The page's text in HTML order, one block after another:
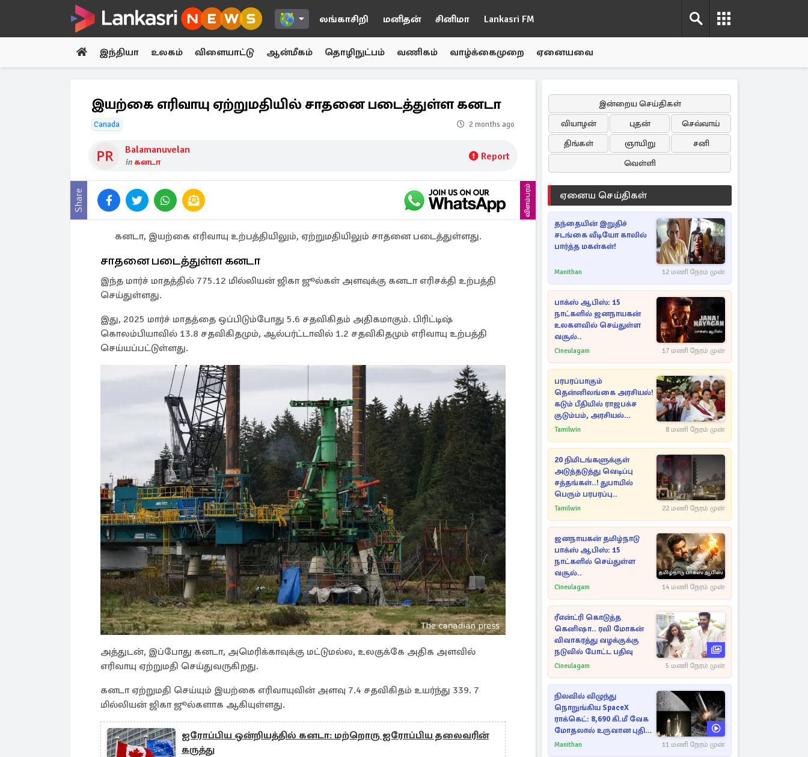
லங்காசிறி மனிதன் சினிமா Lankasri FM
இந்தியா உலகம் விளையாட்டு ஆன்மீகம் தொழிநுட்பம் வணிகம் வாழ்க்கைமுறை ஏனையவை
இயற்கை எரிவாயு ஏற்றுமதியில் சாதனை படைத்துள்ள கனடா
Canada 2 months ago
Balamanuvelan
in கனடா Report
Share விளம்பரம்
கனடா, இயற்கை எரிவாயு உற்பத்தியிலும், ஏற்றுமதியிலும் சாதனை படைத்துள்ளது.
சாதனை படைத்துள்ள கனடா
இந்த மார்ச் மாதத்தில் 775.12 மில்லியன் ஜிகா ஜூல்கள் அளவுக்கு கனடா எரிசக்தி உற்பத்தி
செய்துள்ளது.
இது, 2025 மார்ச் மாதத்தை ஒப்பிடும்போது 5.6 சதவிகிதம் அதிகமாகும். பிரிட்டிஷ்
கொலம்பியாவில் 13.8 சதவிகிதமும், ஆல்பர்ட்டாவில் 1.2 சதவிகிதமும் எரிவாயு உற்பத்தி
செய்யப்பட்டுள்ளது.
அத்துடன், இப்போது கனடா, அமெரிக்காவுக்கு மட்டுமல்ல, உலகுக்கே அதிக அளவில்
எரிவாயு ஏற்றுமதி செய்துவருகிறது.
கனடா ஏற்றுமதி செய்யும் இயற்கை எரிவாயுவின் அளவு 7.4 சதவிகிதம் உயர்ந்து 339. 7
மில்லியன் ஜிகா ஜூல்களாக ஆகியுள்ளது.
ஐரோப்பிய ஒன்றியத்தில் கனடா: மற்றொரு ஐரோப்பிய தலைவரின்
கருத்து
இன்றைய செய்திகள்
வியாழன்
புதன்
செவ்வாய்
திங்கள்
ஞாயிறு
சனி
வெள்ளி
ஏனைய செய்திகள்
தந்தையின் இறுதிச்
சடங்கை வீடியோ காலில்
பார்த்த மகள்கள்!
Manithan 12 மணி நேரம் முன்
பாக்ஸ் ஆபிஸ்: 15
நாட்களில் ஜனநாயகன்
உலகளவில் செய்துள்ள
வசூல்..
Cineulagam 17 மணி நேரம் முன்
பரபரப்பாகும்
தென்னிலங்கை அரசியல்!
கடும் பீதியில் ராஜபக்ச
குடும்பம், அரசியல்
நட்புகள்
Tamilwin 8 மணி நேரம் முன்
20 நிமிடங்களுக்குள்
அடுத்தடுத்து வெடிப்பு
சத்தங்கள்..! துபாயில்
பெரும் பரபரப்பு..
Tamilwin 22 மணி நேரம் முன்
ஜனநாயகன் தமிழ்நாடு
பாக்ஸ் ஆபிஸ்: 15
நாட்களில் செய்துள்ள
வசூல்..
Cineulagam 14 மணி நேரம் முன்
ரீஎன்ட்ரி கொடுத்த
கெனிஷா.. ரவி மோகன்
விவாகரத்து வழக்குக்கு
நடுவில் போட்ட பதிவு
Cineulagam 5 மணி நேரம் முன்
நிலவில் விழுந்து
நொறுங்கிய SpaceX
ராக்கெட்: 8,690 கி.மீ வேக
மோதலால் உருவான புதிய
பள்ளம்!
Manithan 11 மணி நேரம் முன்